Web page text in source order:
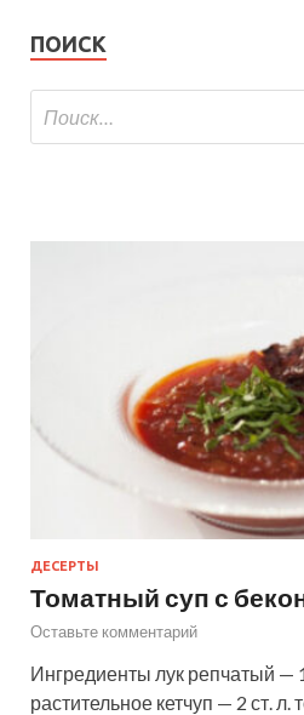
ПОИСК
ДЕСЕРТЫ
Томатный суп с
Оставьте комментарий
Ингредиенты лук репчатый —
растительное кетчуп — 2 ст.